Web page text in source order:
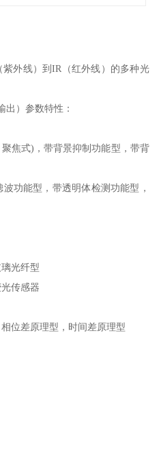
外线）到IR（红外线）的多种光
出）参数特性：
焦式)，带背景抑制功能型，带背
功能型，带透明体检测功能型，
光纤型
传感器
位差原理型，时间差原理型